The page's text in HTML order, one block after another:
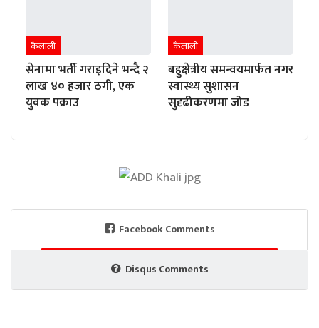
कैलाली
सेनामा भर्ती गराइदिने भन्दै २
लाख ४० हजार ठगी, एक
युवक पक्राउ
कैलाली
बहुक्षेत्रीय समन्वयमार्फत नगर
स्वास्थ्य सुशासन
सुदृढीकरणमा जोड
Facebook Comments
Disqus Comments